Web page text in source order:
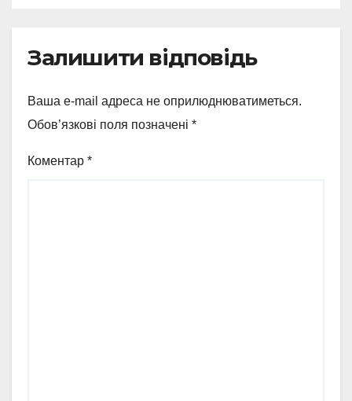
Залишити відповідь
Ваша e-mail адреса не оприлюднюватиметься.
Обов’язкові поля позначені *
Коментар *